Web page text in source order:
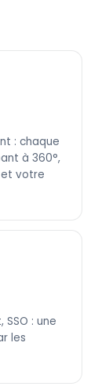
: chaque
à 360°,
votre
: une
les